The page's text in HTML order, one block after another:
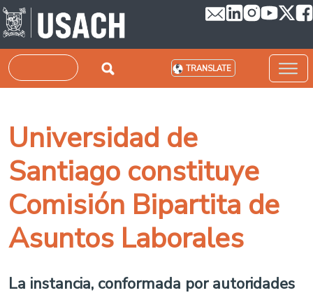
Skip to main content
Search TRANSLATE
Universidad de
Santiago constituye
Comisión Bipartita de
Asuntos Laborales
La instancia, conformada por autoridades